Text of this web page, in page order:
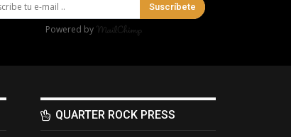
Suscríbete
Powered by
QUARTER ROCK PRESS